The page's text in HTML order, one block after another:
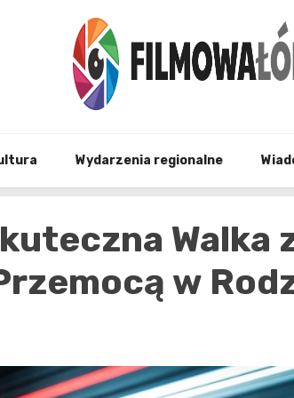
Wydarzenia regionalne
Walka
w